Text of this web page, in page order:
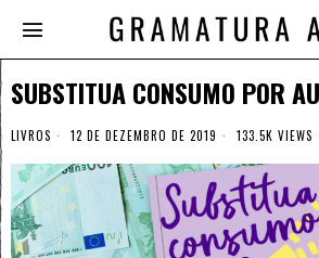
SUBSTITUA CONSUMO POR
LIVROS 12 DE DEZEMBRO DE 2019 133.5K VIEWS